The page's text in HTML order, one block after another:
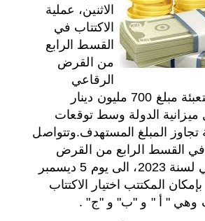
الاثنين، عملية
الاكتتاب في
القسط الرابع
من القرض
الرقاعي
الوطني 2023 لتعبئة مبلغ 700 مليون دينار
الدولة وسط توقعات
تجاوز المبلغ المستهدف.وتتواصل
في القسط الرابع من القرض
الرقاعي الوطني لسنة 2023، الى يوم 5 ديسمبر
بإمكان المكتتب اختيار الاكتتاب
وهي " أ " و "ب" و "ج" .